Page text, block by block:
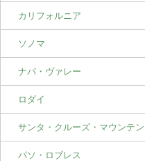
カリフォルニア
ソノマ
ナパ・ヴァレー
ロダイ
サンタ・クルーズ・マウンテ
パソ・ロブレス